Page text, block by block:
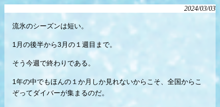
2024/03/03
流氷のシーズンは短い。
1月の後半から3月の１週目まで。
そう今週で終わりである。
1年の中でもほんの１か月しか見れないからこそ、全国からこ
ぞってダイバーが集まるのだ。